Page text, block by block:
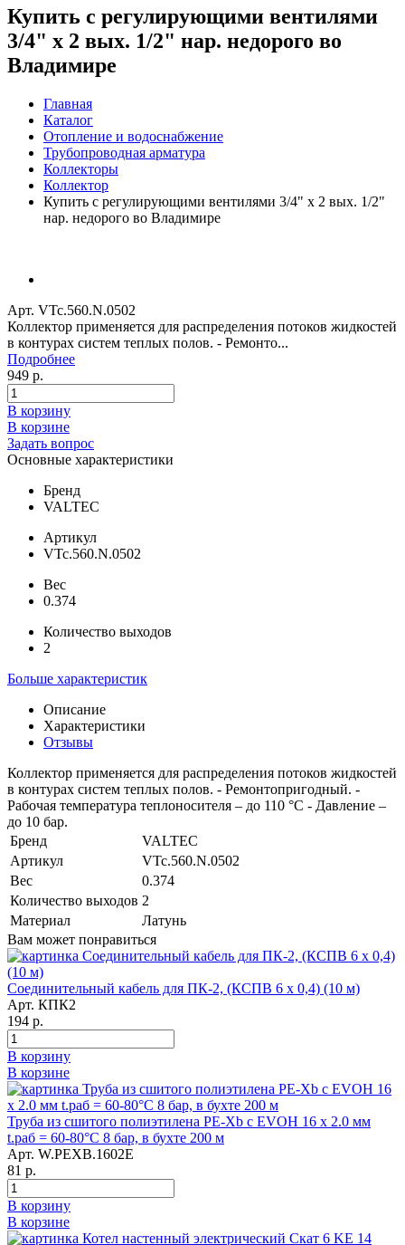
Купить с регулирующими вентилями
3/4" x 2 вых. 1/2" нар. недорого во
Владимире
Главная
Каталог
Отопление и водоснабжение
Трубопроводная арматура
Коллекторы
Коллектор
Купить с регулирующими вентилями 3/4" x 2 вых. 1/2"
нар. недорого во Владимире
Арт. VTc.560.N.0502
Коллектор применяется для распределения потоков жидкостей
в контурах систем теплых полов. - Ремонто...
Подробнее
949 р.
В корзину
В корзине
Задать вопрос
Основные характеристики
Бренд
VALTEC
Артикул
VTc.560.N.0502
Вес
0.374
Количество выходов
2
Больше характеристик
Описание
Характеристики
Отзывы
Коллектор применяется для распределения потоков жидкостей
в контурах систем теплых полов. - Ремонтопригодный. -
Рабочая температура теплоносителя – до 110 °С - Давление –
до 10 бар.
Бренд
VALTEC
Артикул
VTc.560.N.0502
Вес
0.374
Количество выходов 2
Материал
Латунь
Вам может понравиться
Соединительный кабель для ПК-2, (КСПВ 6 х 0,4) (10 м)
Арт. КПК2
194 р.
В корзину
В корзине
Труба из сшитого полиэтилена PE-Xb с EVOH 16 x 2.0 мм
t.раб = 60-80°C 8 бар, в бухте 200 м
Арт. W.PEXB.1602E
81 р.
В корзину
В корзине